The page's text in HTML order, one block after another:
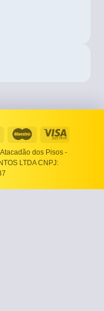
dos Pisos -
LTDA CNPJ: